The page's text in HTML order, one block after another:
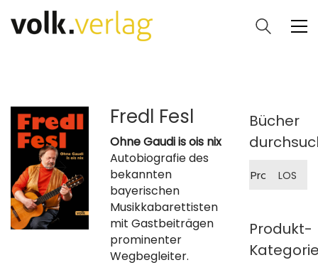
Fredl Fesl
Ohne Gaudi is ois nix
Autobiografie des
bekannten
bayerischen
Musikkabarettisten
mit Gastbeiträgen
prominenter
Wegbegleiter.
Bücher
nach:
LOS
Produkt-